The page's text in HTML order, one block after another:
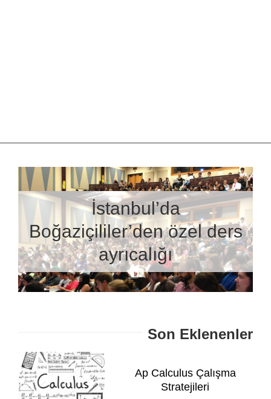
İstanbul’da
Boğaziçililer’den özel ders
ayrıcalığı
Son Eklenenler
Ap Calculus Çalışma
Stratejileri